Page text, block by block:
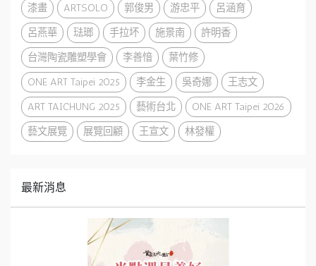
漆畫
ARTSOLO 郭俊男 游忠平
呂涵育
呂燕華
琺瑯 手拉坏 施景南
許明香
台灣陶瓷雕塑學會
李善愔
葉竹修
ONE ART Taipei 2025
李金生 吳奇娜
王志文
ART TAICHUNG 2025
藝術台北
ONE ART Taipei 2026
藝文展覽
展覽回顧 王宣文 林發權
最新消息